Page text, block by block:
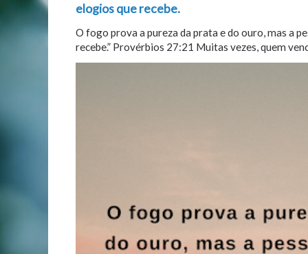
elogios que recebe.
O fogo prova a pureza da prata e do ouro, mas a
recebe.” Provérbios 27:21 Muitas vezes, quem